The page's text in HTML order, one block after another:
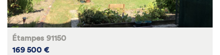
Étampes 91150
169 500 €